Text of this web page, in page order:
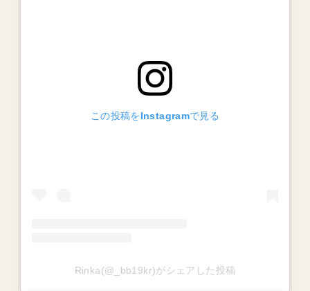
この投稿をInstagramで見る
Rinka(@_bb19kr)がシェアした投稿